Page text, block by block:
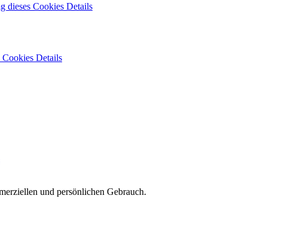
dieses Cookies Details
Cookies Details
und persönlichen Gebrauch.